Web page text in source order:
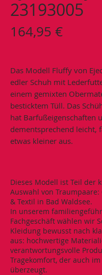
23193005
164,95 €Preis
Das Modell Fluffy von
edler Schuh mit
einem gemixten
besticktem Tüll. Das
hat Barfußeigenschaften
dementsprechend leicht,
etwas kleiner aus.
Dieses Modell ist Teil der
Auswahl von Traumpaare:
& Textil in Bad Waldsee.
In unserem
Fachgeschäft wählen wir
Kleidung bewusst nach
aus: hochwertige
verantwortungsvolle
Tragekomfort, der auch
überzeugt.